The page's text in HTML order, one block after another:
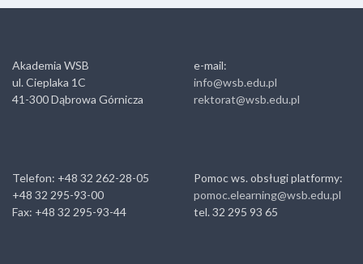
Akademia WSB
ul. Cieplaka 1C
41-300 Dąbrowa Górnicza
e-mail:
info@wsb.edu.pl
rektorat@wsb.edu.pl
Telefon: +48 32 262-28-05
+48 32 295-93-00
Fax: +48 32 295-93-44
Pomoc ws. obsługi platformy:
pomoc.elearning@wsb.edu.pl
tel. 32 295 93 65